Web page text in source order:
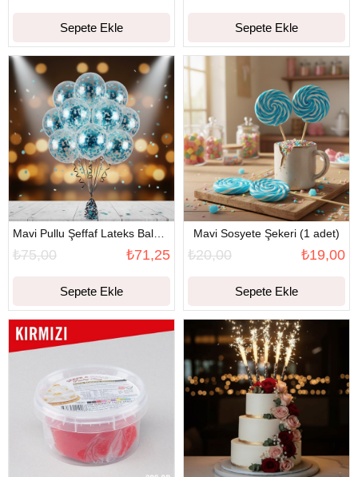
Sepete Ekle Sepete Ekle
₺71,25
₺75,00
Sepete Ekle
Mavi Sosyete Şekeri (1 adet)
₺19,00
₺20,00
Sepete Ekle